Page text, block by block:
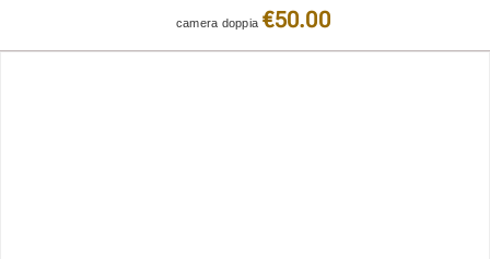
camera doppia €50.00